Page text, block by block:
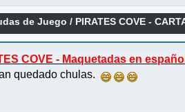
de Juego / PIRATES COVE -
COVE - Maquetadas en español
quedado chulas.